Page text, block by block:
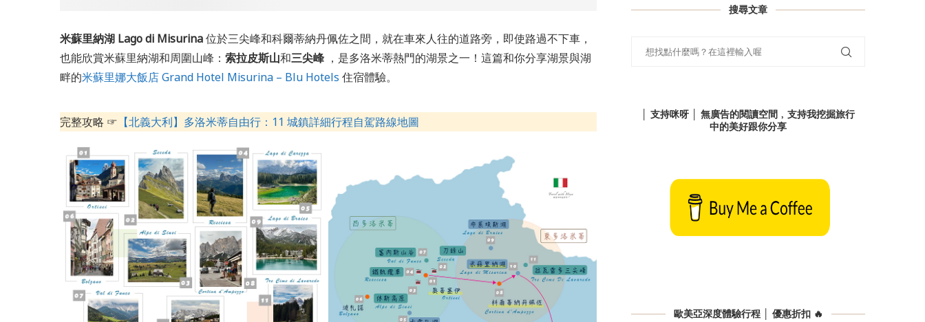
米蘇里納湖 Lago di Misurina位於三尖峰和科爾蒂納丹佩佐之間，就在車來人往的道路旁，即使路過不下車，
也能欣賞米蘇里納湖和周圍山峰： 索拉皮斯山和三尖峰 ，是多洛米蒂熱門的湖景之一！這篇和你分享湖景與湖
畔的米蘇里娜大飯店 Grand Hotel Misurina – Blu Hotels 住宿體驗。
完整攻略 ☞ 【北義大利】多洛米蒂自由行：11 城鎮詳細行程自駕路線地圖
搜尋文章
│ 支持咪呀 │ 無廣告的閱讀空間﹐支持我挖掘旅行
中的美好跟你分享
歐美亞深度體驗行程 │ 優惠折扣 🔥